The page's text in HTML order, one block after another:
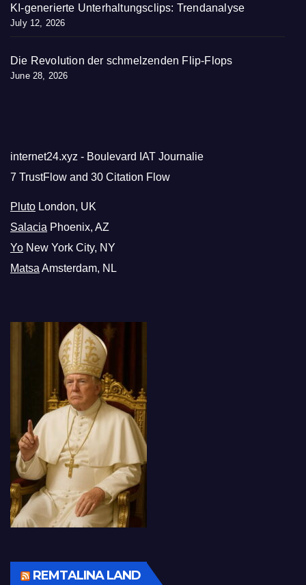
KI-generierte Unterhaltungsclips: Trendanalyse
July 12, 2026
Die Revolution der schmelzenden Flip-Flops
June 28, 2026
internet24.xyz - Boulevard IAT Journalie
7 TrustFlow and 30 Citation Flow
Pluto London, UK
Salacia Phoenix, AZ
Yo New York City, NY
Matsa Amsterdam, NL
REMTALINA LAND